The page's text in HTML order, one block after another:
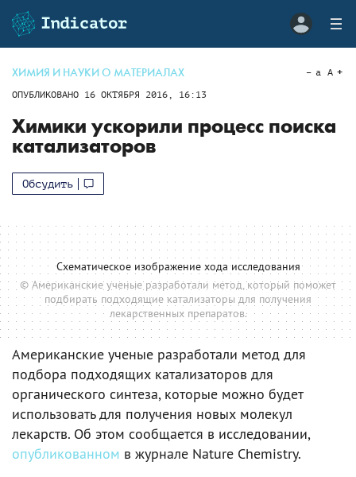
ХИМИЯ И НАУКИ О МАТЕРИАЛАХ
ОПУБЛИКОВАНО 16 ОКТЯБРЯ 2016, 16:13
a A
Химики ускорили процесс поиска
катализаторов
Обсудить
Схематическое изображение хода исследования
© Американские ученые разработали метод, который поможет
подбирать подходящие катализаторы для получения
лекарственных препаратов.
Американские ученые разработали метод для
подбора подходящих катализаторов для
органического синтеза, которые можно будет
использовать для получения новых молекул
лекарств. Об этом сообщается в исследовании,
опубликованном в журнале Nature Chemistry.